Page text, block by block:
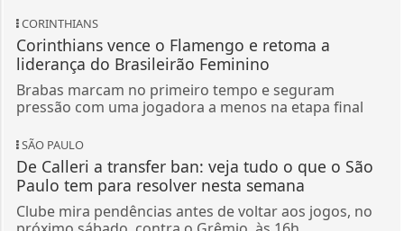
CORINTHIANS
Corinthians vence o Flamengo e retoma a
liderança do Brasileirão Feminino
Brabas marcam no primeiro tempo e seguram
pressão com uma jogadora a menos na etapa final
SÃO PAULO
De Calleri a transfer ban: veja tudo o que o São
Paulo tem para resolver nesta semana
Clube mira pendências antes de voltar aos jogos, no